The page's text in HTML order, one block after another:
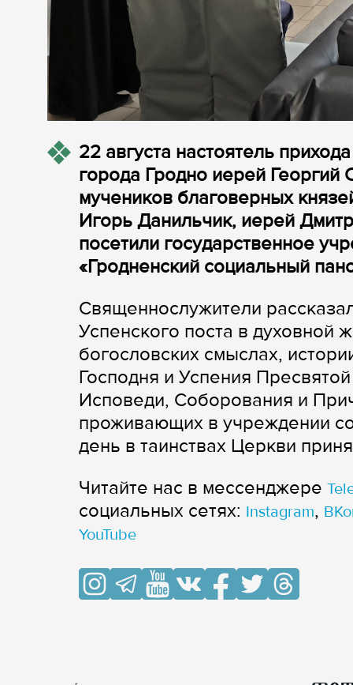
22 августа настоятель
города Гродно иерей Георгий
мучеников благоверных
Игорь Данильчик, иерей
посетили государственное
«Гродненский социальный
Священнослужители
Успенского поста в духовной
богословских смыслах,
Господня и Успения
Исповеди, Соборования и
проживающих в учреждении
день в таинствах Церкви
Читайте нас в мессенджере
cоциальных сетях: Instagram,
YouTube